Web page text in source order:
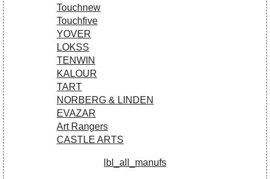
Touchnew
Touchfive
YOVER
LOKSS
TENWIN
KALOUR
TART
NORBERG & LINDEN
EVAZAR
Art Rangers
CASTLE ARTS
lbl_all_manufs